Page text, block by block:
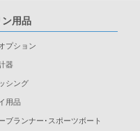
ン用品
プション
器
シング
用品
ブランナー･スポーツボート